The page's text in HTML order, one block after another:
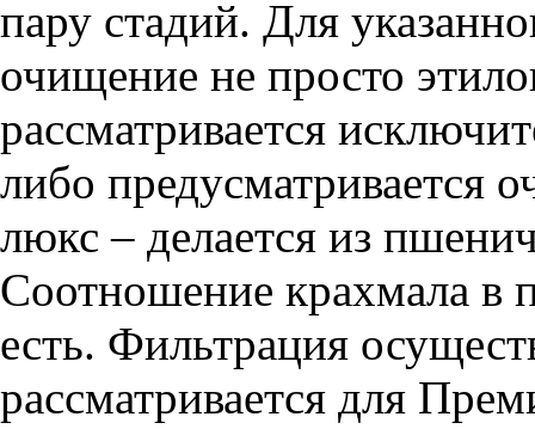
пару стадий. Для
очищение не просто
рассматривается
либо предусматривается
люкс – делается из
Соотношение крахмала в
есть. Фильтрация
рассматривается для